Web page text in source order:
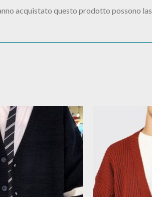
acquistato questo prodotto possono